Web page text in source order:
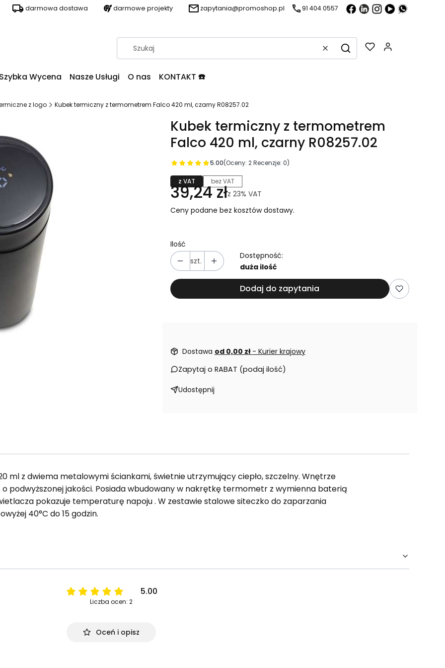
darmowa dostawa darmowe projekty zapytania@promoshop.pl 91 404 0557
WyczyśćSzukaj
Wycena Nasze Usługi O nas KONTAKT ☎️
z logo Kubek termiczny z termometrem Falco 420 ml, czarny R08257.02
Kubek termiczny z termometrem
Falco 420 ml, czarny R08257.02
5.00(Oceny: 2 Recenzje: 0)
z VAT bez VAT
39,24 złz 23% VAT
Ceny podane bez kosztów dostawy.
Ilość
szt.
Dostępność:
duża ilość
Dodaj do zapytania
Dostawa od 0,00 zł - Kurier krajowy
Zapytaj o RABAT (podaj ilość)
Udostępnij
ml z dwiema metalowymi ściankami, świetnie utrzymujący ciepło, szczelny. Wnętrze
podwyższonej jakości. Posiada wbudowany w nakrętkę termometr z wymienna baterią
pokazuje temperaturę napoju . W zestawie stalowe siteczko do zaparzania
40°C do 15 godzin.
5.00
Liczba ocen: 2
Oceń i opisz